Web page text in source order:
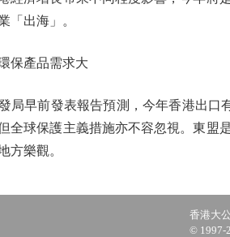
「出海」。
產品需求大
早前發表報告預測，今年香港出口
全球保護主義措施亦不容忽視。東盟
方樂觀。
香港大
© 1997-